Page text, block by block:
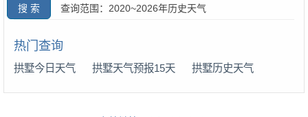
查询范围：2020~2026年历史天气
热门查询
拱墅今日天气 拱墅天气预报15天 拱墅历史天气